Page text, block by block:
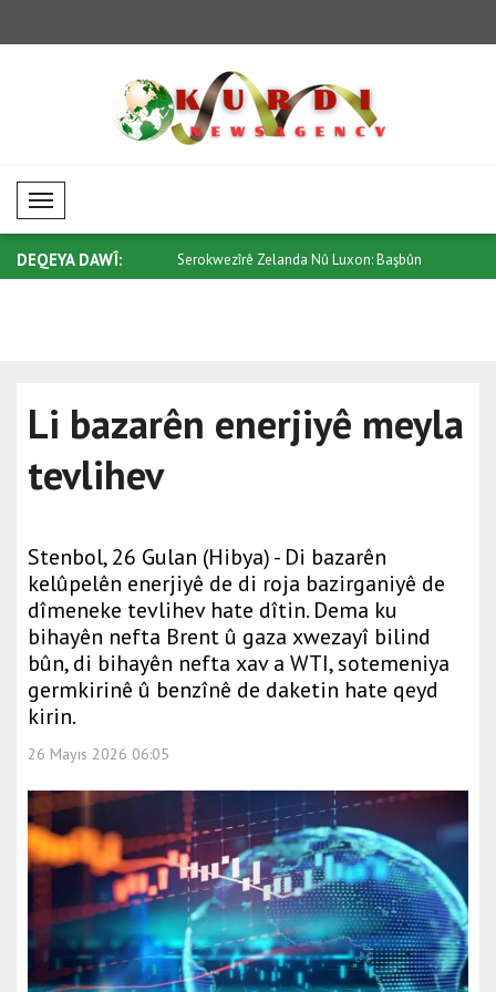
Mobil Menü
DEQEYA DAWÎ:
nêzîkatiya li ser bingeha c.. Serokwezîrê Zelanda Nû Luxon: Başbûn
Li bazarên enerjiyê meyla
tevlihev
Stenbol, 26 Gulan (Hibya) - Di bazarên
kelûpelên enerjiyê de di roja bazirganiyê de
dîmeneke tevlihev hate dîtin. Dema ku
bihayên nefta Brent û gaza xwezayî bilind
bûn, di bihayên nefta xav a WTI, sotemeniya
germkirinê û benzînê de daketin hate qeyd
kirin.
26 Mayıs 2026 06:05